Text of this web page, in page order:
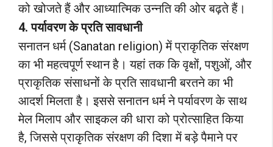
को खोजते हैं और आध्यात्मिक उन्नति की ओर बढ़ते हैं।
4. पर्यावरण के प्रति सावधानी
सनातन धर्म (Sanatan religion) में प्राकृतिक संरक्षण
का भी महत्वपूर्ण स्थान है। यहां तक कि वृक्षों, पशुओं, और
प्राकृतिक संसाधनों के प्रति सावधानी बरतने का भी
आदर्श मिलता है। इससे सनातन धर्म ने पर्यावरण के साथ
मेल मिलाप और साइकल की धारा को प्रोत्साहित किया
है, जिससे प्राकृतिक संरक्षण की दिशा में बड़े पैमाने पर